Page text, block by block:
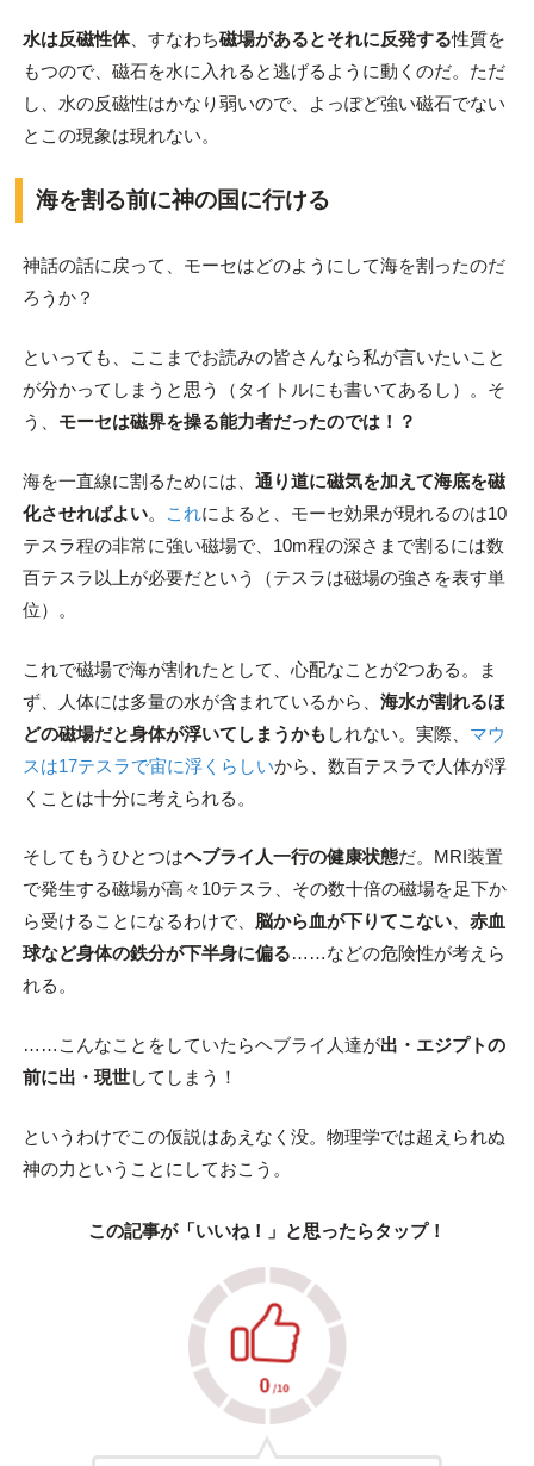
水は反磁性体、すなわち磁場があるとそれに反発する性質を
もつので、磁石を水に入れると逃げるように動くのだ。ただ
し、水の反磁性はかなり弱いので、よっぽど強い磁石でない
とこの現象は現れない。
海を割る前に神の国に行ける
神話の話に戻って、モーセはどのようにして海を割ったのだ
ろうか？
といっても、ここまでお読みの皆さんなら私が言いたいこと
が分かってしまうと思う（タイトルにも書いてあるし）。そ
う、 モーセは磁界を操る能力者だったのでは！？
海を一直線に割るためには、 通り道に磁気を加えて海底を磁
化させればよい。 これによると、モーセ効果が現れるのは10
テスラ程の非常に強い磁場で、10m程の深さまで割るには数
百テスラ以上が必要だという（テスラは磁場の強さを表す単
位）。
これで磁場で海が割れたとして、心配なことが2つある。ま
ず、人体には多量の水が含まれているから、 海水が割れるほ
どの磁場だと身体が浮いてしまうかも しれない。実際、 マウ
スは17テスラで宙に浮くらしいから、数百テスラで人体が浮
くことは十分に考えられる。
そしてもうひとつはヘブライ人一行の健康状態だ。MRI装置
で発生する磁場が高々10テスラ、その数十倍の磁場を足下か
ら受けることになるわけで、 脳から血が下りてこない、 赤血
球など身体の鉄分が下半身に偏る……などの危険性が考えら
れる。
……こんなことをしていたらヘブライ人達が出・エジプトの
前に出・現世してしまう！
というわけでこの仮説はあえなく没。物理学では超えられぬ
神の力ということにしておこう。
この記事が「いいね！」と思ったらタップ！